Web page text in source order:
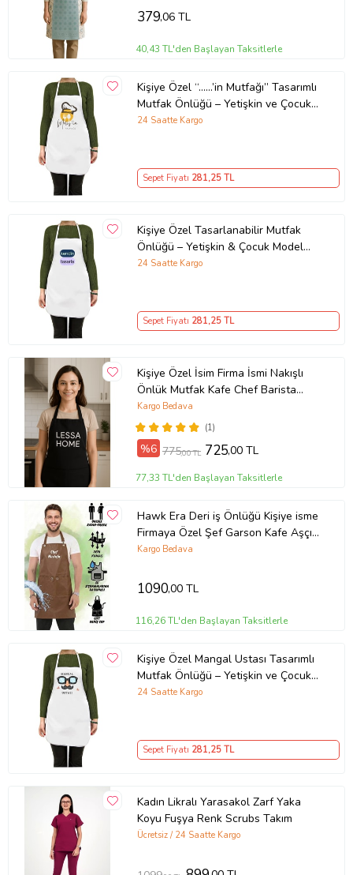
379,06 TL
40,43 TL'den Başlayan Taksitlerle
Kişiye Özel “……’in Mutfağı” Tasarımlı
Mutfak Önlüğü – Yetişkin ve Çocuk
Seçenekli
24 Saatte Kargo
Sepet Fiyatı 281,25 TL
Kişiye Özel Tasarlanabilir Mutfak
Önlüğü – Yetişkin & Çocuk Model
Seçenekleri
24 Saatte Kargo
Sepet Fiyatı 281,25 TL
Kişiye Özel İsim Firma İsmi Nakışlı
Önlük Mutfak Kafe Chef Barista
Garson Kuaför Önlüğü Siyah (Düz
Siyah)
(1)
Kargo Bedava
%6 775,00 TL 725,00 TL
77,33 TL'den Başlayan Taksitlerle
Hawk Era Deri iş Önlüğü Kişiye isme
Firmaya Özel Şef Garson Kafe Aşçı
Mutfak Barista Kuaför
Kargo Bedava
1090,00 TL
116,26 TL'den Başlayan Taksitlerle
Kişiye Özel Mangal Ustası Tasarımlı
Mutfak Önlüğü – Yetişkin ve Çocuk
Boy Seçenekli
24 Saatte Kargo
Sepet Fiyatı 281,25 TL
Kadın Likralı Yarasakol Zarf Yaka
Koyu Fuşya Renk Scrubs Takım
Ücretsiz / 24 Saatte Kargo